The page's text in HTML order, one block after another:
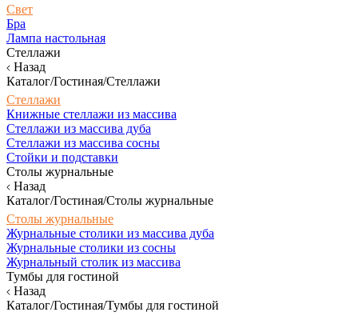
Свет
Бра
Лампа настольная
Стеллажи
Назад
Каталог/Гостиная/Стеллажи
Стеллажи
Книжные стеллажи из массива
Стеллажи из массива дуба
Стеллажи из массива сосны
Стойки и подставки
Столы журнальные
Назад
Каталог/Гостиная/Столы журнальные
Столы журнальные
Журнальные столики из массива дуба
Журнальные столики из сосны
Журнальный столик из массива
Тумбы для гостиной
Назад
Каталог/Гостиная/Тумбы для гостиной